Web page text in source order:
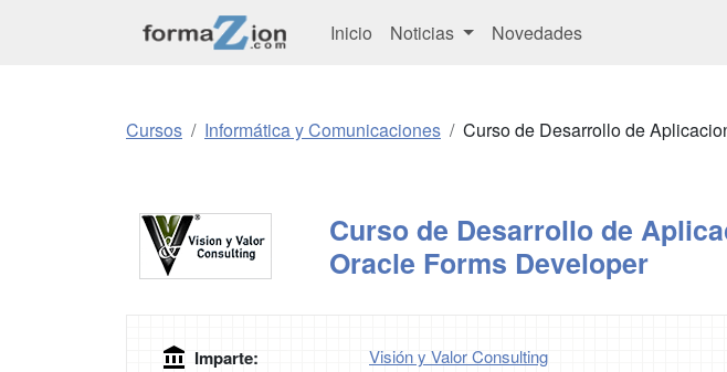
Inicio Noticias Novedades
Cursos Informática y Comunicaciones Curso de Desarrollo de
Curso de Desarrollo de
Oracle Forms Developer
Imparte: Visión y Valor Consulting